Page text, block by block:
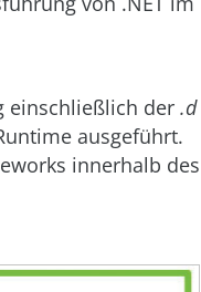
einschließlich der .d
ausgeführt.
innerhalb des